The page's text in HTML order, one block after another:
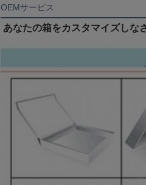
OEMサービス
あなたの箱をカスタマイズしな